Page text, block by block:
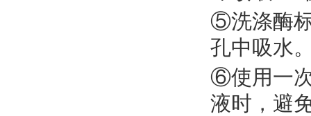
⑤洗涤酶
孔中吸水
⑥使用一
液时，避